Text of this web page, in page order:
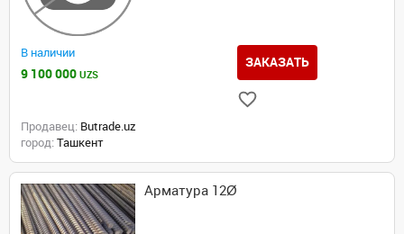
В наличии
9 100 000 UZS
ЗАКАЗАТЬ
Продавец: Butrade.uz
город: Ташкент
Арматура 12Ø